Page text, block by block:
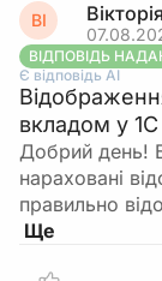
ВІ Вікторія
ВІДПОВІДЬ
Є відповідь АІ
вкладом у 1С
Добрий день!
нараховані
правильно